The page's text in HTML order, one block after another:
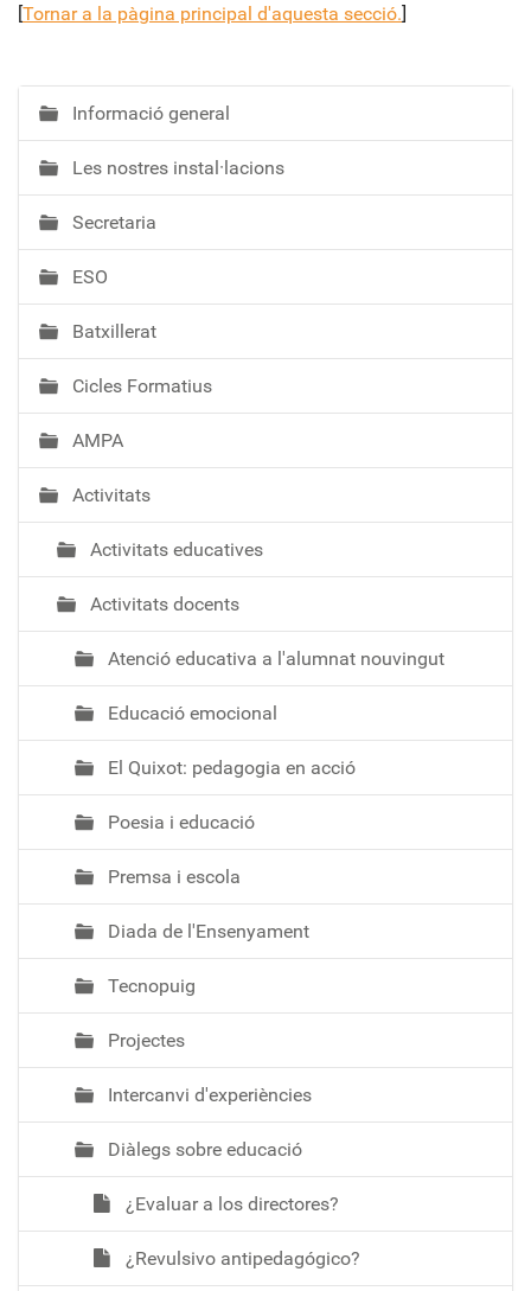
[Tornar a la pàgina principal d'aquesta secció.]
N
a
v
e
g
a
c
ó
Informació general
Les nostres instal·lacions
Secretaria
ESO
Batxillerat
Cicles Formatius
AMPA
Activitats
Activitats educatives
Activitats docents
Atenció educativa a l'alumnat nouvingut
Educació emocional
El Quixot: pedagogia en acció
Poesia i educació
Premsa i escola
Diada de l'Ensenyament
Tecnopuig
Projectes
Intercanvi d'experiències
Diàlegs sobre educació
¿Evaluar a los directores?
¿Revulsivo antipedagógico?